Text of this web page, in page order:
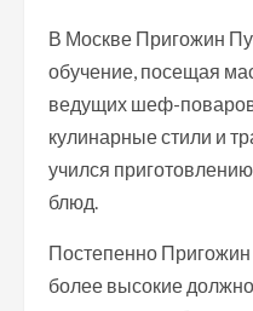
В Москве Пригожин
обучение, посещая
ведущих шеф-
кулинарные стили и
учился
блюд.
Постепенно
более высокие